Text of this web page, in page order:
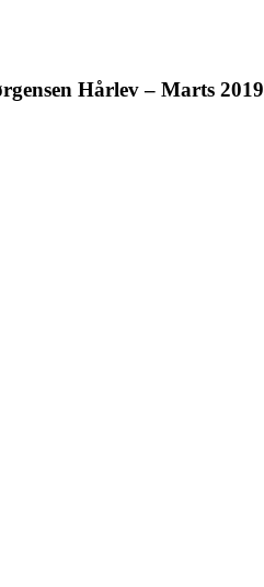
Hårlev – Marts 2019